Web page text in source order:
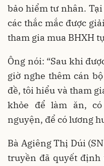
bảo hiểm tư nhân.
các thắc mắc được
tham gia mua BHXH
Ông nói: “Sau khi
giờ nghe thêm cán
đề, tôi hiểu và tham
khỏe để làm ăn,
nguyện, để có lương
Bà Agiêng Thị Dúi
truyền đã quyết định